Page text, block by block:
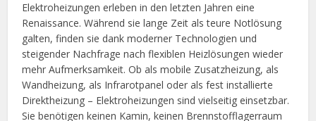
Elektroheizungen erleben in den letzten Jahren eine
Renaissance. Während sie lange Zeit als teure Notlösung
galten, finden sie dank moderner Technologien und
steigender Nachfrage nach flexiblen Heizlösungen wieder
mehr Aufmerksamkeit. Ob als mobile Zusatzheizung, als
Wandheizung, als Infrarotpanel oder als fest installierte
Direktheizung – Elektroheizungen sind vielseitig einsetzbar.
Sie benötigen keinen Kamin, keinen Brennstofflagerraum